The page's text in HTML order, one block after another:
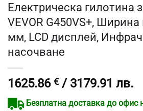
Електрическа гилотина
VEVOR G450VS+,
мм, LCD дисплей,
насочване
1625.86 € / 3179.91 лв.
Безплатна доставка до офис